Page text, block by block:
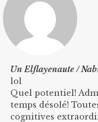
Un Elflayenaute /
lol
Quel potentiel!
temps désolé!
cognitives